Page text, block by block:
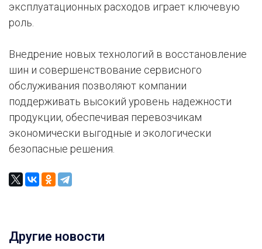
эксплуатационных расходов играет ключевую
роль.
Внедрение новых технологий в восстановление
шин и совершенствование сервисного
обслуживания позволяют компании
поддерживать высокий уровень надежности
продукции, обеспечивая перевозчикам
экономически выгодные и экологически
безопасные решения.
Другие новости